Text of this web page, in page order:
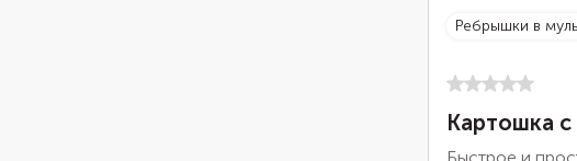
ребрышки в
Картошка с